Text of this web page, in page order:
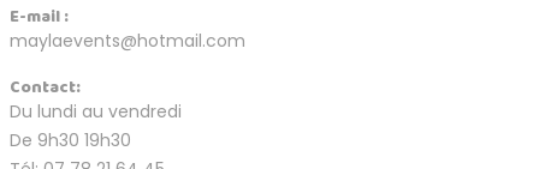
E-mail :
maylaevents@hotmail.com
Contact:
Du lundi au vendredi
De 9h30 19h30